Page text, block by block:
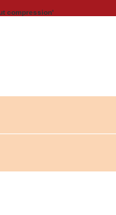
compression'